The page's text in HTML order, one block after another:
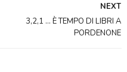
NEXT
3,2,1 ... È TEMPO DI LIBRI A
PORDENONE